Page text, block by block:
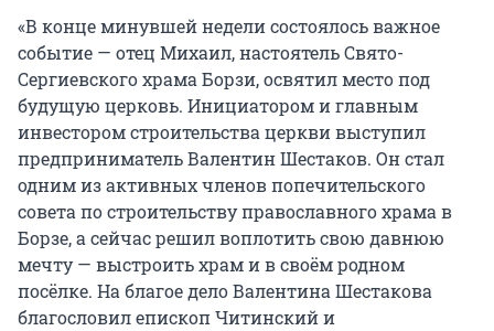
«В конце минувшей недели состоялось важное
событие — отец Михаил, настоятель Свято-
Сергиевского храма Борзи, освятил место под
будущую церковь. Инициатором и главным
инвестором строительства церкви выступил
предприниматель Валентин Шестаков. Он стал
одним из активных членов попечительского
совета по строительству православного храма в
Борзе, а сейчас решил воплотить свою давнюю
мечту — выстроить храм и в своём родном
посёлке. На благое дело Валентина Шестакова
благословил епископ Читинский и